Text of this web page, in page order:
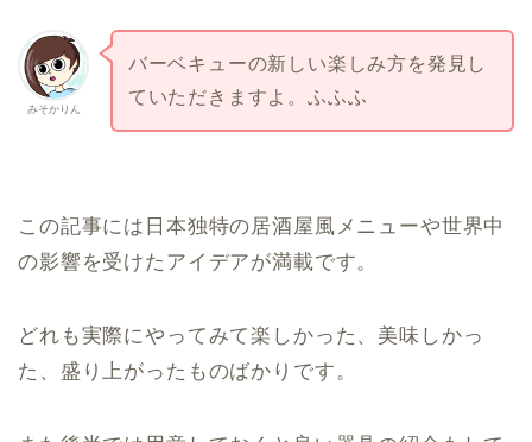
みそかりん
バーベキューの新しい楽しみ方を発見し
ていただきますよ。ふふふ
この記事には日本独特の居酒屋風メニューや世界中
の影響を受けたアイデアが満載です。
どれも実際にやってみて楽しかった、美味しかっ
た、盛り上がったものばかりです。